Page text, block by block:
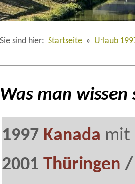
Sie sind hier: Startseite » Urlaub
Was man wissen
1997 Kanada mit
2001 Thüringen /